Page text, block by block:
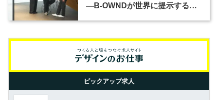
―B-OWNDが世界に提示する美
ピックアップ求人